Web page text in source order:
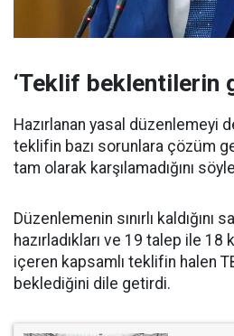
‘Teklif beklentilerin
Hazırlanan yasal düzenlemeyi
teklifin bazı sorunlara çözüm
tam olarak karşılamadığını
Düzenlemenin sınırlı kaldığını
hazırladıkları ve 19 talep ile
içeren kapsamlı teklifin halen
beklediğini dile getirdi.